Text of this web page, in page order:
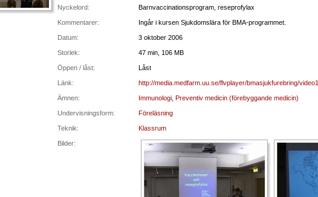
Nyckelord: Barnvaccinationsprogram, reseprofylax
Kommentarer: Ingår i kursen Sjukdomslära för BMA-programmet.
Datum: 3 oktober 2006
Storlek: 47 min, 106 MB
Öppen / låst: Låst
Länk: http://media.medfarm.uu.se/flvplayer/bmasjukfurebring/video1
Ämnen: Immunologi, Preventiv medicin (förebyggande medicin)
Undervisningsform: Föreläsning
Teknik: Klassrum
Bilder: